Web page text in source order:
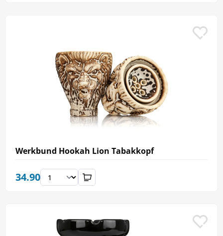
Werkbund Hookah Lion Tabakkopf
34.90